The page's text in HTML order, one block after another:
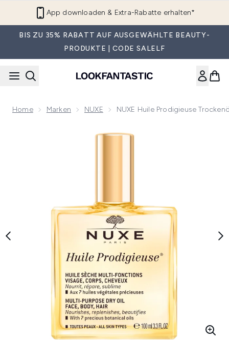
App downloaden & Extra-Rabatte erhalten*
BIS ZU 35% RABATT AUF AUSGEWÄHLTE BEAUTY-
PRODUKTE | CODE SALELF
Home Marken NUXE NUXE Huile Prodigieuse